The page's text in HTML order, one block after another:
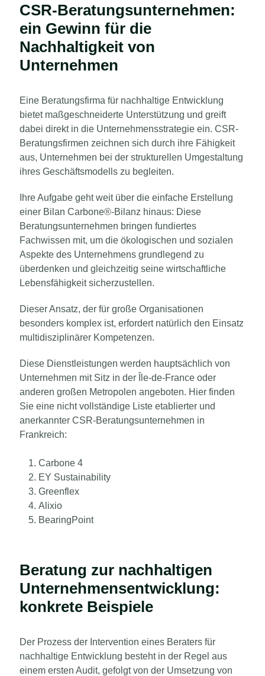
CSR-Beratungsunternehmen:
ein Gewinn für die
Nachhaltigkeit von
Unternehmen
Eine Beratungsfirma für nachhaltige Entwicklung
bietet maßgeschneiderte Unterstützung und greift
dabei direkt in die Unternehmensstrategie ein. CSR-
Beratungsfirmen zeichnen sich durch ihre Fähigkeit
aus, Unternehmen bei der strukturellen Umgestaltung
ihres Geschäftsmodells zu begleiten.
Ihre Aufgabe geht weit über die einfache Erstellung
einer Bilan Carbone®-Bilanz hinaus: Diese
Beratungsunternehmen bringen fundiertes
Fachwissen mit, um die ökologischen und sozialen
Aspekte des Unternehmens grundlegend zu
überdenken und gleichzeitig seine wirtschaftliche
Lebensfähigkeit sicherzustellen.
Dieser Ansatz, der für große Organisationen
besonders komplex ist, erfordert natürlich den Einsatz
multidisziplinärer Kompetenzen.
Diese Dienstleistungen werden hauptsächlich von
Unternehmen mit Sitz in der Île-de-France oder
anderen großen Metropolen angeboten. Hier finden
Sie eine nicht vollständige Liste etablierter und
anerkannter CSR-Beratungsunternehmen in
Frankreich:
Carbone 4
EY Sustainability
Greenflex
Alixio
BearingPoint
Beratung zur nachhaltigen
Unternehmensentwicklung:
konkrete Beispiele
Der Prozess der Intervention eines Beraters für
nachhaltige Entwicklung besteht in der Regel aus
einem ersten Audit, gefolgt von der Umsetzung von